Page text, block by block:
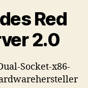
Red
2.0
Socket-x86-